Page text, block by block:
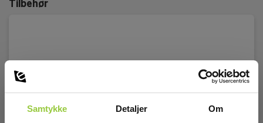
Samtykke Detaljer Om
2 x AAA Alkaline (inkl.)
Tilbehør